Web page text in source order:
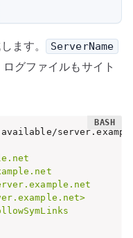
ます。 ServerName
グファイルもサイト